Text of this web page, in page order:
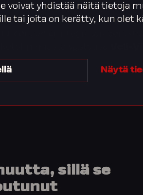
voivat yhdistää näitä tietoja
tai joita on kerätty, kun olet
Näytä
kaltaisissa kriittisissä ja
Asiakkaat voivat luottaa
avaa Integratan
sillä se